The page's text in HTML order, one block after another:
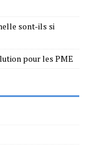
sont-ils si
pour les PME